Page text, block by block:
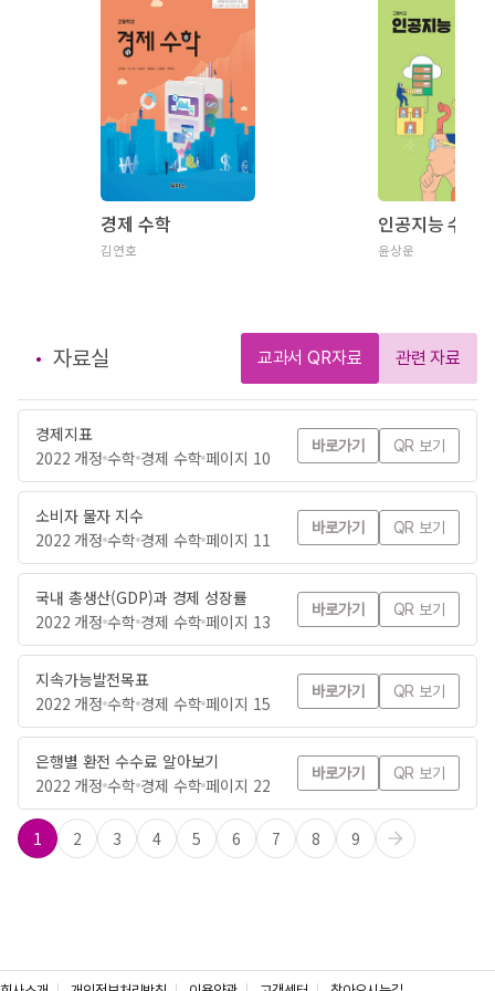
경제 수학
김연호
인공지능 수학
윤상운
자료실 교과서 QR자료 관련 자료
경제지표
2022 개정 수학 경제 수학 페이지 10
바로가기 QR 보기
소비자 물자 지수
2022 개정 수학 경제 수학 페이지 11
바로가기 QR 보기
국내 총생산(GDP)과 경제 성장률
2022 개정 수학 경제 수학 페이지 13
바로가기 QR 보기
지속가능발전목표
2022 개정 수학 경제 수학 페이지 15
바로가기 QR 보기
은행별 환전 수수료 알아보기
2022 개정 수학 경제 수학 페이지 22
바로가기 QR 보기
1 2 3 4 5 6 7 8 9